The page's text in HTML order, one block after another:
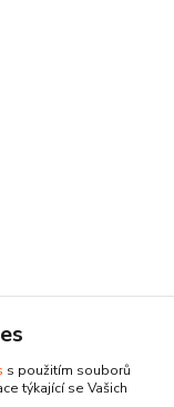
s použitím souborů
týkající se Vašich